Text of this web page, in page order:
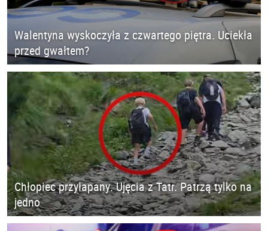
Walentyna wyskoczyła z czwartego piętra. Uciekła
przed gwałtem?
Chłopiec przyłapany. Ujęcia z Tatr. Patrzą tylko na
jedno